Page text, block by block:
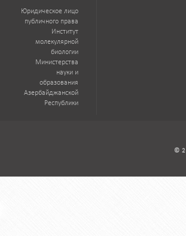
Юридическое лицо
публичного права
Институт
молекулярной
биологии
Министерства
науки и
образования
Азербайджанской
Республики
©